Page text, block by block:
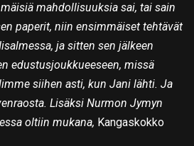
mahdollisuuksia sai, tai sain
paperit, niin ensimmäiset tehtävät
ja sitten sen jälkeen
edustusjoukkueeseen, missä
siihen asti, kun Jani lähti. Ja
Lisäksi Nurmon Jymyn
oltiin mukana, Kangaskokko